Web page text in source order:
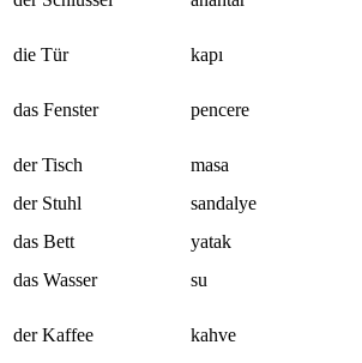
die Tür
kapı
das Fenster pencere
der Tisch
masa
der Stuhl
sandalye
das Bett
yatak
das Wasser
su
der Kaffee kahve